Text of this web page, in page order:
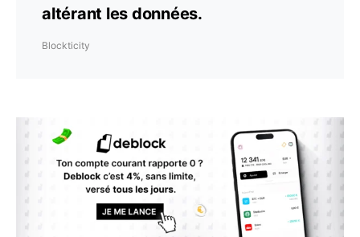
altérant les données.
Blockticity